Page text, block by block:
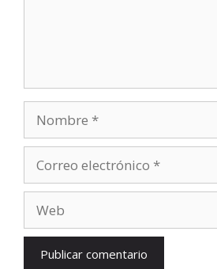
electrónico